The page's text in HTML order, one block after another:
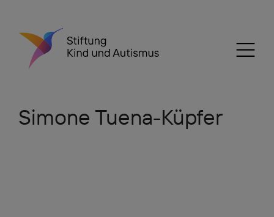
Simone Tuena-Küpfer